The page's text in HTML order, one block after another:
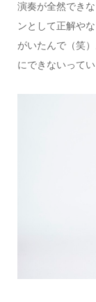
演奏が全然でき
ンとして正解や
がいたんで（笑
にできないって